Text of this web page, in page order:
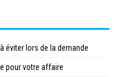
éviter lors de la demande
pour votre affaire